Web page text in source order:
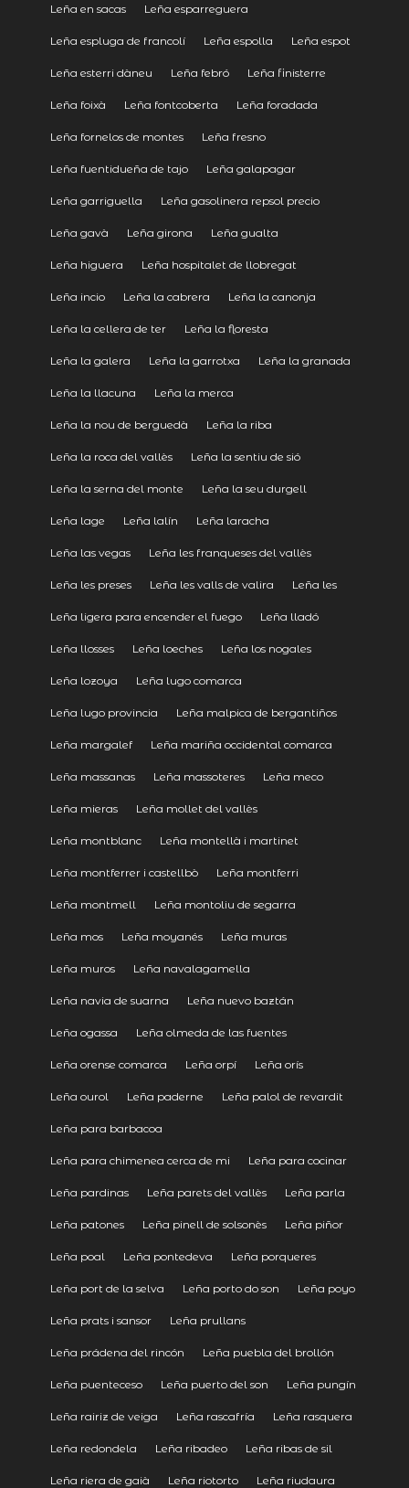
Leña en sacas Leña esparreguera
Leña espluga de francolí Leña espolla Leña espot
Leña esterri dàneu Leña febró Leña finisterre
Leña foixà Leña fontcoberta Leña foradada
Leña fornelos de montes Leña fresno
Leña fuentidueña de tajo Leña galapagar
Leña garriguella Leña gasolinera repsol precio
Leña gavà Leña girona Leña gualta
Leña higuera Leña hospitalet de llobregat
Leña incio Leña la cabrera Leña la canonja
Leña la cellera de ter Leña la floresta
Leña la galera Leña la garrotxa Leña la granada
Leña la llacuna Leña la merca
Leña la nou de berguedà Leña la riba
Leña la roca del vallès Leña la sentiu de sió
Leña la serna del monte Leña la seu durgell
Leña lage Leña lalín Leña laracha
Leña las vegas Leña les franqueses del vallès
Leña les preses Leña les valls de valira Leña les
Leña ligera para encender el fuego Leña lladó
Leña llosses Leña loeches Leña los nogales
Leña lozoya Leña lugo comarca
Leña lugo provincia Leña malpica de bergantiños
Leña margalef Leña mariña occidental comarca
Leña massanas Leña massoteres Leña meco
Leña mieras Leña mollet del vallès
Leña montblanc Leña montellà i martinet
Leña montferrer i castellbò Leña montferri
Leña montmell Leña montoliu de segarra
Leña mos Leña moyanés Leña muras
Leña muros Leña navalagamella
Leña navia de suarna Leña nuevo baztán
Leña ogassa Leña olmeda de las fuentes
Leña orense comarca Leña orpí Leña orís
Leña ourol Leña paderne Leña palol de revardit
Leña para barbacoa
Leña para chimenea cerca de mi Leña para cocinar
Leña pardinas Leña parets del vallès Leña parla
Leña patones Leña pinell de solsonès Leña piñor
Leña poal Leña pontedeva Leña porqueres
Leña port de la selva Leña porto do son Leña poyo
Leña prats i sansor Leña prullans
Leña prádena del rincón Leña puebla del brollón
Leña puenteceso Leña puerto del son Leña pungín
Leña rairiz de veiga Leña rascafría Leña rasquera
Leña redondela Leña ribadeo Leña ribas de sil
Leña riera de gaià Leña riotorto Leña riudaura